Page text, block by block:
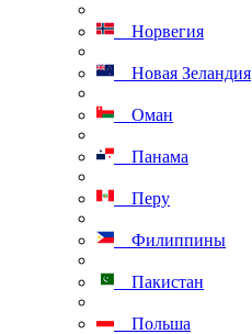
Норвегия
Новая Зеландия
Оман
Панама
Перу
Филиппины
Пакистан
Польша